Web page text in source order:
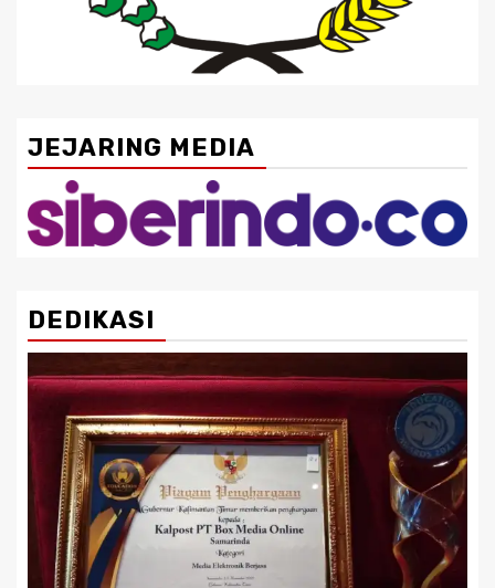
JEJARING MEDIA
DEDIKASI